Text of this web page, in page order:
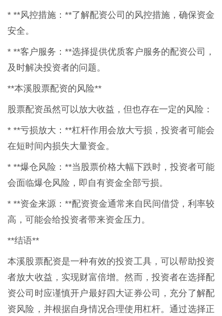
* **风控措施：**了解配资公司的风控措施，确保资金
安全。
* **客户服务：**选择提供优质客户服务的配资公司，
及时解决投资者的问题。
**本溪股票配资的风险**
股票配资虽然可以放大收益，但也存在一定的风险：
* **亏损放大：**杠杆作用会放大亏损，投资者可能会
在短时间内损失大量资金。
* **爆仓风险：**当股票价格大幅下跌时，投资者可能
会面临爆仓风险，即自有资金全部亏损。
* **资金来源：**配资资金通常来自民间借贷，利率较
高，可能会给投资者带来资金压力。
**结语**
本溪股票配资是一种有效的投资工具，可以帮助投资
者放大收益，实现财富倍增。然而，投资者在选择配
资公司时应谨慎开户最好四大证券公司，充分了解配
资风险，并根据自身情况合理使用杠杆。通过选择正